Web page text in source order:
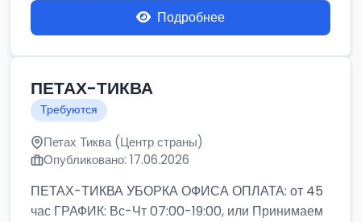
Подробнее
ПЕТАХ-ТИКВА
Требуются
Петах Тиква (Центр страны)
Опубликовано: 17.06.2026
ПЕТАХ-ТИКВА УБОРКА ОФИСА ОПЛАТА: от 45
час ГРАФИК: Вс-Чт 07:00-19:00, или Принимаем